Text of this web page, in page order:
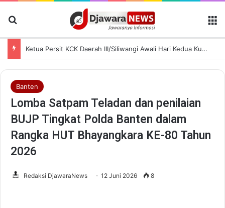
Ketua Persit KCK Daerah III/Siliwangi Awali Hari Kedua Kunjungan Kerja di TK Kartika XIX-39
Banten
Lomba Satpam Teladan dan penilaian
BUJP Tingkat Polda Banten dalam
Rangka HUT Bhayangkara KE-80 Tahun
2026
Redaksi DjawaraNews 12 Juni 2026 8